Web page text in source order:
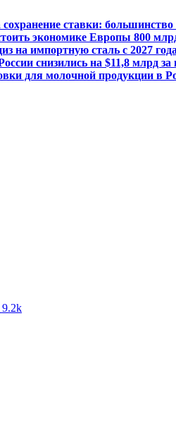
ставки: большинство
экономике Европы 800
на импортную сталь с 2027
снизились на $11,8 млрд за
для молочной продукции в
9.2k